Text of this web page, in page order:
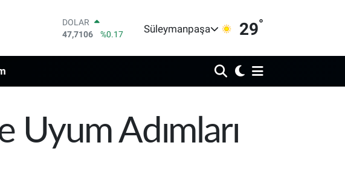
DOLAR
47,7106
%0.17
55,1652
%0.27
13.773
%-19
BITCOIN
Süleymanpaşa 29°
Uyum Adımları